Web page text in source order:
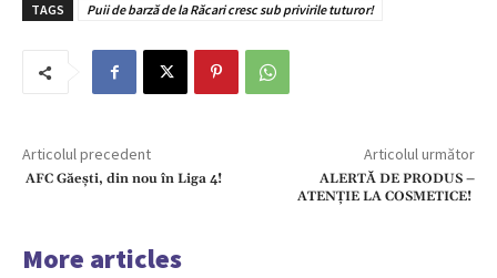
TAGS Puii de barză de la Răcari cresc sub privirile tuturor!
Articolul precedent
AFC Găești, din nou în Liga 4!
Articolul următor
ALERTĂ DE PRODUS –
ATENȚIE LA COSMETICE!
More articles